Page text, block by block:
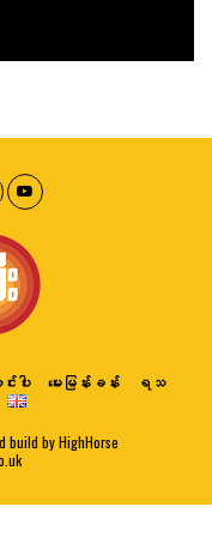
းပါး မေးမြန်းခန်း
ရသ
build by HighHorse